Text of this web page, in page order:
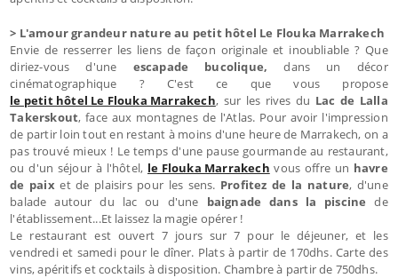
> L'amour grandeur nature au petit hôtel Le Flouka Marrakech
Envie de resserrer les liens de façon originale et inoubliable ? Que
diriez-vous d'une escapade bucolique, dans un décor
cinématographique ? C'est ce que vous propose
le petit hôtel Le Flouka Marrakech, sur les rives du Lac de Lalla
Takerskout, face aux montagnes de l'Atlas. Pour avoir l'impression
de partir loin tout en restant à moins d'une heure de Marrakech, on a
pas trouvé mieux ! Le temps d'une pause gourmande au restaurant,
ou d'un séjour à l'hôtel, le Flouka Marrakech vous offre un havre
de paix et de plaisirs pour les sens. Profitez de la nature, d'une
balade autour du lac ou d'une baignade dans la piscine de
l'établissement...Et laissez la magie opérer !
Le restaurant est ouvert 7 jours sur 7 pour le déjeuner, et les
vendredi et samedi pour le dîner. Plats à partir de 170dhs. Carte des
vins, apéritifs et cocktails à disposition. Chambre à partir de 750dhs.